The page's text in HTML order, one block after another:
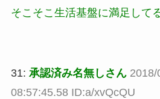
そこそこ生活基盤に満足して
31: 承認済み名無しさん 2018/
08:57:45.58 ID:a/xvQcQU